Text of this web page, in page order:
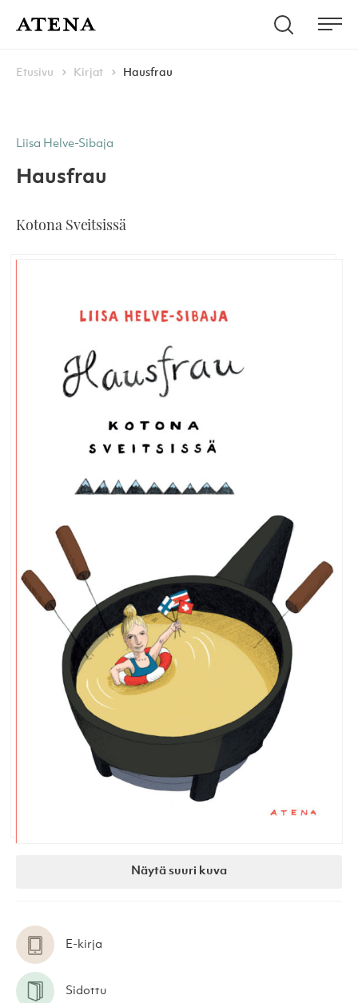
Atena Kustannus Hae
Navigoi
Etusivu
Kirjat Hausfrau
Liisa Helve-Sibaja
Hausfrau
Kotona Sveitsissä
Näytä suuri kuva
E-kirja
Sidottu